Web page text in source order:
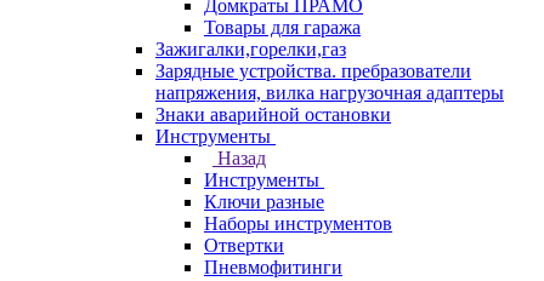
Домкраты ПРАМО
Товары для гаража
Зажигалки,горелки,газ
Зарядные устройства. пребразователи
напряжения, вилка нагрузочная адаптеры
Знаки аварийной остановки
Инструменты
Назад
Инструменты
Ключи разные
Наборы инструментов
Отвертки
Пневмофитинги